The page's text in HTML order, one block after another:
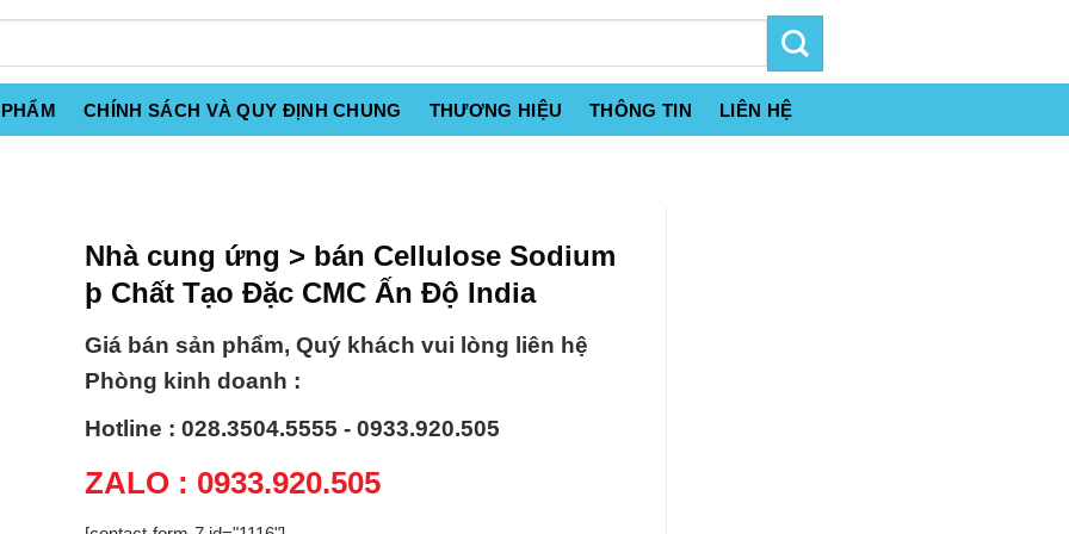
CHÍNH SÁCH VÀ QUY ĐỊNH CHUNG THƯƠNG HIỆU THÔNG TIN LIÊN HỆ
Nhà cung ứng > bán Cellulose Sodium
þ Chất Tạo Đặc CMC Ấn Độ India
Giá bán sản phẩm, Quý khách vui lòng liên hệ
Phòng kinh doanh :
Hotline : 028.3504.5555 - 0933.920.505
ZALO : 0933.920.505